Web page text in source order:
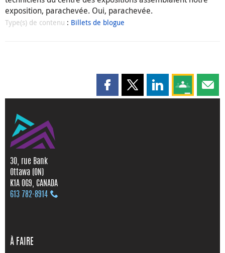
exposition, parachevée. Oui, parachevée.
Type(s) de contenu : Billets de blogue
Partager cette page sur
Partager cette page sur X
Partager cette
Partagez
30, rue Bank
Ottawa (ON)
K1A 0G9, CANADA
613 782‑8914
À FAIRE